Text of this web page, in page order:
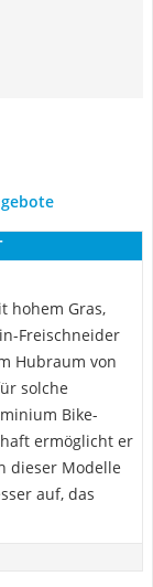
hohem Gras,
Freischneider
Hubraum von
solche
Bike-
ermöglicht er
dieser Modelle
auf, das